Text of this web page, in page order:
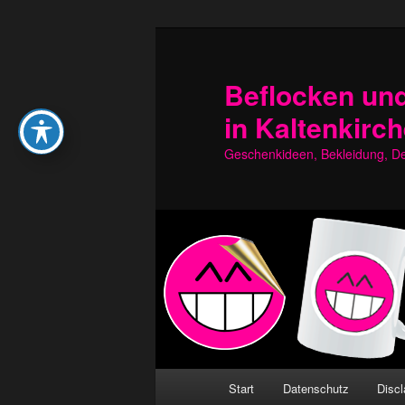
Beflocken
in
Geschenkideen, Bekleidung,
Start Datenschutz